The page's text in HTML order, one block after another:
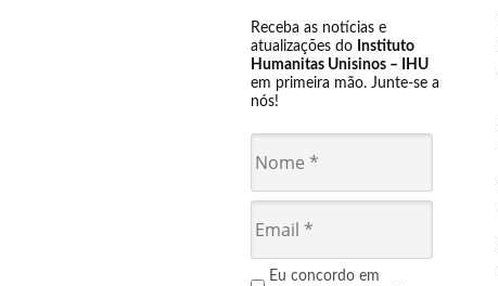
Receba as notícias e
atualizações do Instituto
Humanitas Unisinos – IHU
em primeira mão. Junte-se a
nós!
Eu concordo em